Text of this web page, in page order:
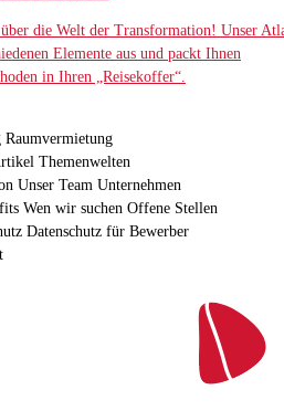
die Welt der Transformation! Unser
Elemente aus und packt Ihnen
in Ihren „Reisekoffer“.
Raumvermietung
Themenwelten
Unser Team Unternehmen
Wen wir suchen Offene Stellen
Datenschutz für Bewerber